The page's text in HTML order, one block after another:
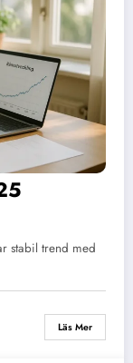
stabil trend med
Läs Mer